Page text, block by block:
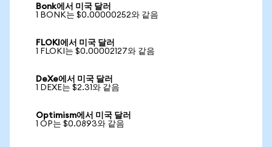
Bonk에서 미국 달러
1 BONK는 $0.00000252와 같음
FLOKI에서 미국 달러
1 FLOKI는 $0.00002127와 같음
DeXe에서 미국 달러
1 DEXE는 $2.31와 같음
Optimism에서 미국 달러
1 OP는 $0.0893와 같음